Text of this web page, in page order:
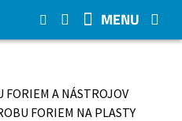
FORIEM A NÁSTROJOV
FORIEM NA PLASTY
MENU